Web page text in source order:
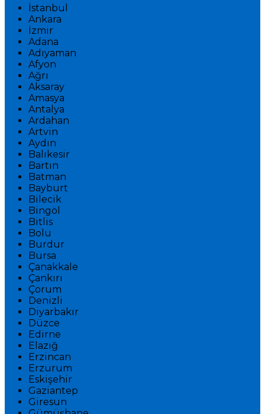
İstanbul
Ankara
İzmir
Adana
Adıyaman
Afyon
Ağrı
Aksaray
Amasya
Antalya
Ardahan
Artvin
Aydın
Balıkesir
Bartın
Batman
Bayburt
Bilecik
Bingöl
Bitlis
Bolu
Burdur
Bursa
Çanakkale
Çankırı
Çorum
Denizli
Diyarbakır
Düzce
Edirne
Elazığ
Erzincan
Erzurum
Eskişehir
Gaziantep
Giresun